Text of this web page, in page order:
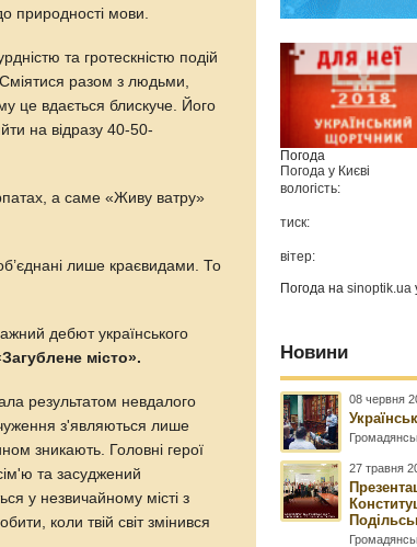
природності мови.
та гротескністю подій
разом з людьми,
це вдається блискуче. Його
на відразу 40-50-
а саме «Живу ватру»
лише краєвидами. То
дебют українського
місто».
результатом невдалого
з'являються лише
зникають. Головні герої
та засуджений
у незвичайному місті з
коли твій світ змінився
Погода
Погода у Києві
вологість:
тиск:
вітер:
Погода наsinoptik.ua
Новини
08 червня
27 травня